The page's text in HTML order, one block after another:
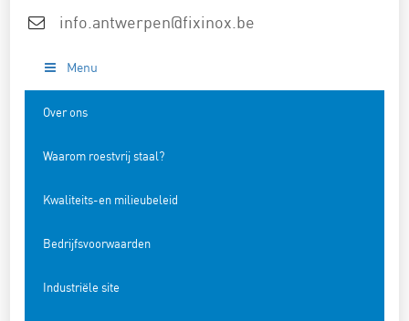
info.antwerpen@fixinox.be
Menu
Over ons
Waarom roestvrij staal?
Kwaliteits-en milieubeleid
Bedrijfsvoorwaarden
Industriële site